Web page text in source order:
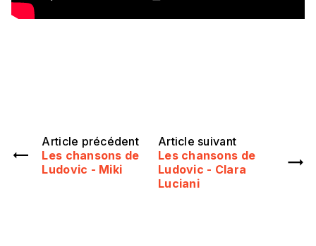
Article précédent
Les chansons de
Ludovic - Miki
Article suivant
Les chansons de
Ludovic - Clara
Luciani